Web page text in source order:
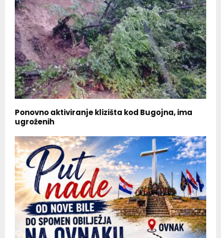
Ponovno aktiviranje klizišta kod Bugojna, ima
ugroženih